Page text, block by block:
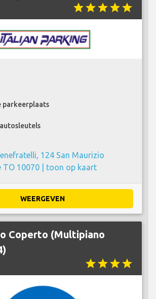
starstarstarstarstar
parkeerplaats
124 San Maurizio
TO 10070 | toon op kaart
WEERGEVEN
Coperto (Multipiano
starstarstarstar